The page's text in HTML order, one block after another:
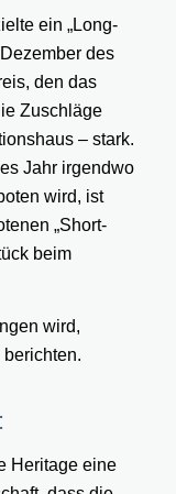
ein „Long-
des
den das
Zuschläge
– stark.
Jahr irgendwo
wird, ist
„Short-
beim
wird,
Heritage eine